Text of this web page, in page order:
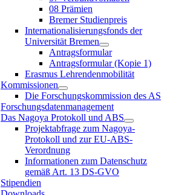
08 Prämien
Bremer Studienpreis
Internationalisierungsfonds der
Universität Bremen
Antragsformular
Antragsformular (Kopie 1)
Erasmus Lehrendenmobilität
Kommissionen
Die Forschungskommission des AS
Forschungsdatenmanagement
Das Nagoya Protokoll und ABS
Projektabfrage zum Nagoya-
Protokoll und zur EU-ABS-
Verordnung
Informationen zum Datenschutz
gemäß Art. 13 DS-GVO
Stipendien